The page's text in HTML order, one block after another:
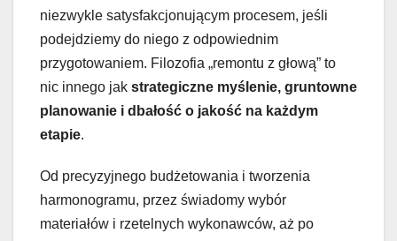
niezwykle satysfakcjonującym procesem, jeśli
podejdziemy do niego z odpowiednim
przygotowaniem. Filozofia „remontu z głową” to
nic innego jak strategiczne myślenie, gruntowne
planowanie i dbałość o jakość na każdym
etapie.
Od precyzyjnego budżetowania i tworzenia
harmonogramu, przez świadomy wybór
materiałów i rzetelnych wykonawców, aż po